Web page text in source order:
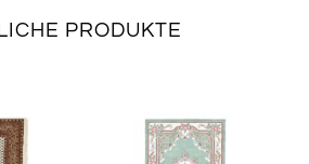
PRODUKTE